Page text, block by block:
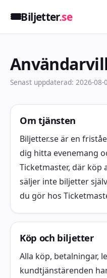
🎟️Biljetter.se
Senast uppdaterad: 2026-08-
Om tjänsten
Biljetter.se är en
dig hitta evenemang
Ticketmaster, där köp
säljer inte biljetter
du gör hos
Köp och biljetter
Alla köp, betalningar,
kundtjänstärenden